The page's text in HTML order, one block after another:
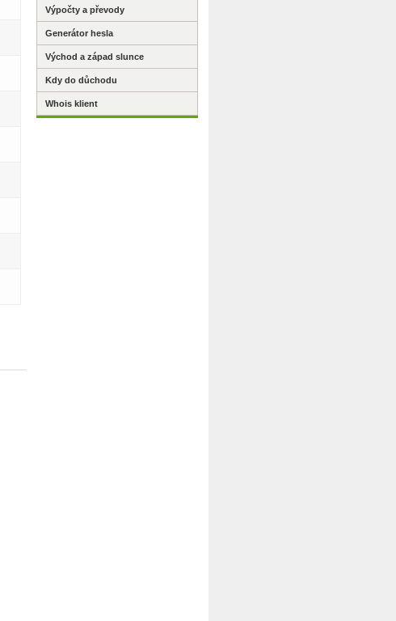
Výpočty a převody
Generátor hesla
Východ a západ slunce
Kdy do důchodu
Whois klient